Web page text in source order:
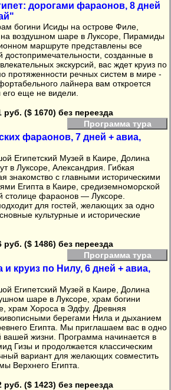
дорогами фараонов, 8 дней
богини Исиды на острове Филе,
воздушном шаре в Луксоре, Пирамиды
маршруте представлены все
достопримечательности, созданные в
экскурсий, вас ждет круиз по
протяженности речных систем в мире -
лайнера вам откроется
его еще не видели.
руб. ($ 1670) без переезда
Программа тура
фараонов, 7 дней + авиа,
Египетский Музей в Каире, Долина
в Луксоре, Александрия. Гибкая
знакомство с главными историческими
Египта в Каире, средиземноморской
столице фараонов — Луксоре.
для гостей, желающих за одно
культурные и исторические
руб. ($ 1486) без переезда
Программа тура
и круиз по Нилу, 6 дней + авиа,
Египетский Музей в Каире, Долина
шаре в Луксоре, храм богини
храм Хороса в Эдфу. Древняя
берегами Нила и дыханием
Египта. Мы приглашаем вас в одно
вашей жизни. Программа начинается в
Гизы и продолжается классическим
вариант для желающих совместить
Верхнего Египта.
руб. ($ 1423) без переезда